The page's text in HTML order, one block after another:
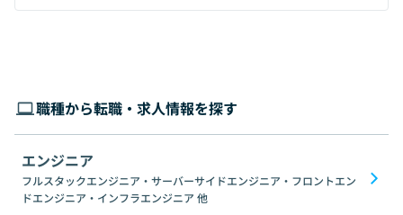
職種から転職・求人情報を探す
エンジニア
フルスタックエンジニア・サーバーサイドエンジニア・フロントエン
ドエンジニア・インフラエンジニア 他